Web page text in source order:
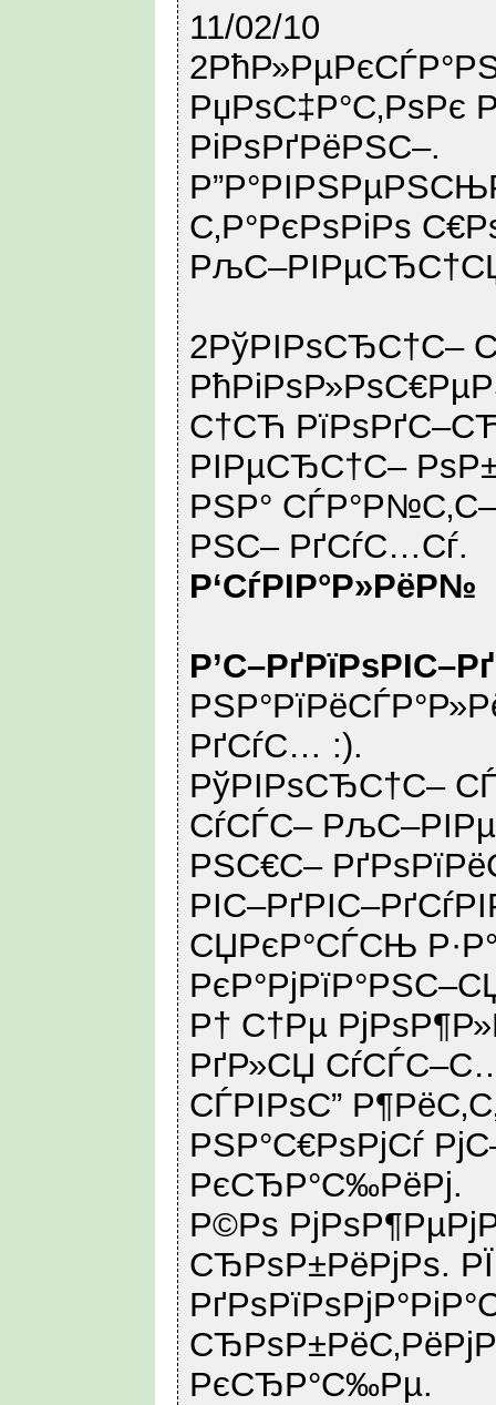
11/02/10
РџРѕС‡Р°С‚РѕРє
РіРѕРґРёРЅС–.
С‚Р°РєРѕРіРѕ
2РўРІРѕСЂС†С–
С†СЋ
РІРµСЂС†С–
РЅР°
РЅС– РґСѓС…Сѓ.
Р‘СѓРІР°Р»РёР№
РґСѓС… :).
РўРІРѕСЂС†С–
СѓСЃС–
РЅС€С–
СЏРєР°СЃСЊ
Р† С†Рµ
РґР»СЏ
СЃРІРѕС”
РЅР°С€РѕРјСѓ
РєСЂР°С‰РёРј.
Р©Рѕ
СЂРѕР±РёРјРѕ.
РєСЂР°С‰Рµ.